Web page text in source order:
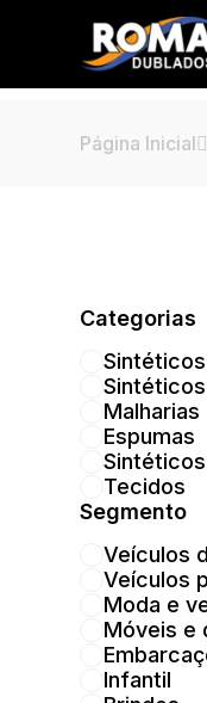
Página Inicial
Categorias
Malharias
Espumas
Tecidos
Segmento
Veículos
Veículos
Moda e
Móveis e
Infantil